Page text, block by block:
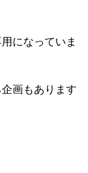
になっていま
画もあります